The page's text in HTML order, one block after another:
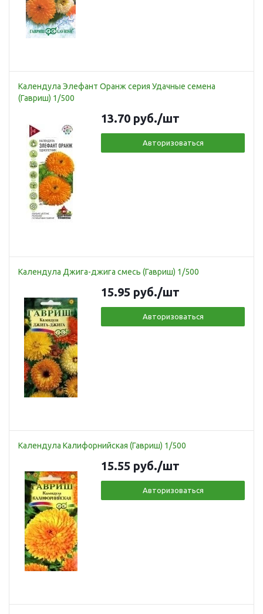
Календула Элефант Оранж серия Удачные семена
(Гавриш) 1/500
13.70 руб./шт
Авторизоваться
Календула Джига-джига смесь (Гавриш) 1/500
15.95 руб./шт
Авторизоваться
Календула Калифорнийская (Гавриш) 1/500
15.55 руб./шт
Авторизоваться